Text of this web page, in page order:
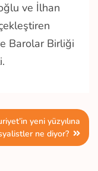
ve İlhan
Barolar Birliği
yeni yüzyılına
ne diyor?